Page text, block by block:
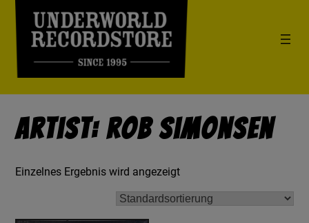
Artist: Rob Simonsen
Einzelnes Ergebnis wird angezeigt